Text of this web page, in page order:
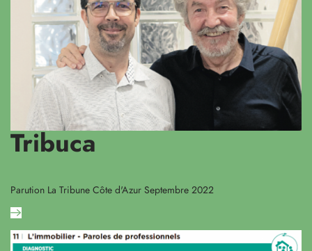
Tribuca
Parution La Tribune Côte d'Azur Septembre 2022